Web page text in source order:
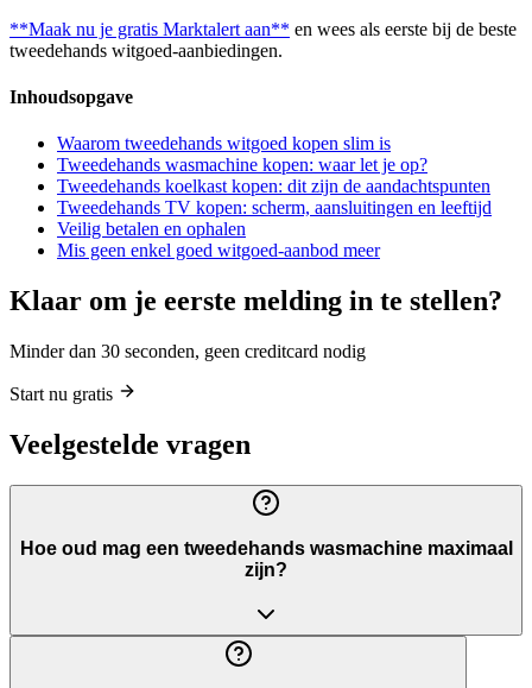
**Maak nu je gratis Marktalert aan** en wees als eerste bij de beste
tweedehands witgoed-aanbiedingen.
Inhoudsopgave
Waarom tweedehands witgoed kopen slim is
Tweedehands wasmachine kopen: waar let je op?
Tweedehands koelkast kopen: dit zijn de aandachtspunten
Tweedehands TV kopen: scherm, aansluitingen en leeftijd
Veilig betalen en ophalen
Mis geen enkel goed witgoed-aanbod meer
Klaar om je eerste melding in te stellen?
Minder dan 30 seconden, geen creditcard nodig
Start nu gratis
Veelgestelde vragen
Hoe oud mag een tweedehands wasmachine maximaal
zijn?